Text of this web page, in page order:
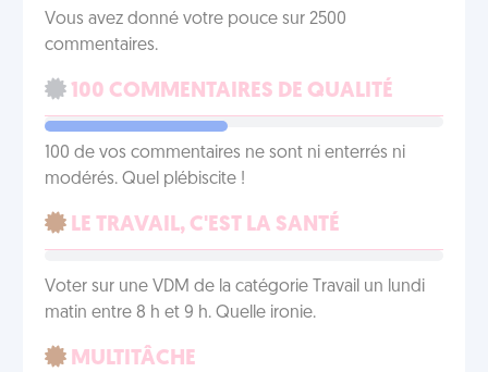
Vous avez donné votre pouce sur 2500
commentaires.
100 COMMENTAIRES DE QUALITÉ
100 de vos commentaires ne sont ni enterrés ni
modérés. Quel plébiscite !
LE TRAVAIL, C'EST LA SANTÉ
Voter sur une VDM de la catégorie Travail un lundi
matin entre 8 h et 9 h. Quelle ironie.
MULTITÂCHE